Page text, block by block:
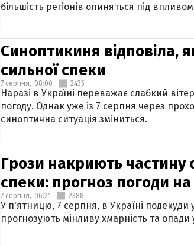
більшість регіонів опиняться під
Синоптикиня відповіла,
сильної спеки
7 серпня, 08:00 2435
Наразі в Україні переважає слабкий
погоду. Однак уже із 7 серпня через
синоптична ситуація зміниться.
Грози накриють частину
спеки: прогноз погоди
7 серпня, 06:21 2388
У п'ятницю, 7 серпня, в Україні
прогнозують мінливу хмарність та опади